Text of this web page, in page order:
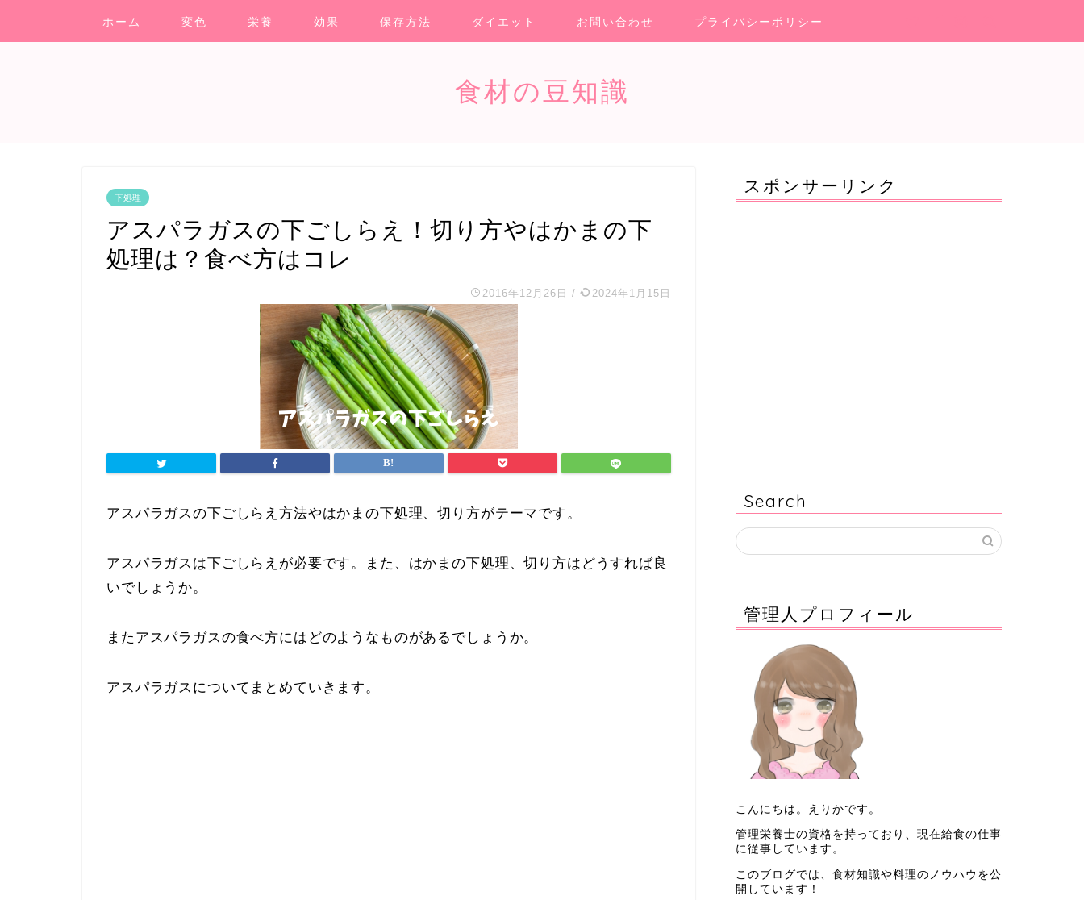
ホーム 変色 栄養 効果 保存方法 ダイエット お問い合わせ プライバシーポリシー
食材の豆知識
下処理
アスパラガスの下ごしらえ！切り方やはかまの下
処理は？食べ方はコレ
2016年12月26日 / 2024年1月15日
アスパラガスの下ごしらえ方法やはかまの下処理、切り方がテーマです。
アスパラガスは下ごしらえが必要です。また、はかまの下処理、切り方はどうすれば良
いでしょうか。
またアスパラガスの食べ方にはどのようなものがあるでしょうか。
アスパラガスについてまとめていきます。
スポンサーリンク
Search
管理人プロフィール
こんにちは。えりかです。
管理栄養士の資格を持っており、現在給食の仕事
に従事しています。
このブログでは、食材知識や料理のノウハウを公
開しています！